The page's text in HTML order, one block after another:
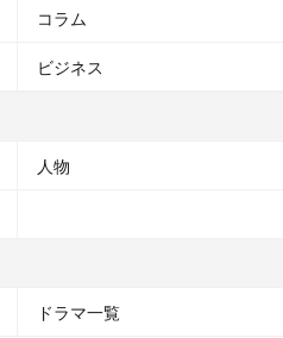
コラム
ビジネス
人物
ドラマ一覧